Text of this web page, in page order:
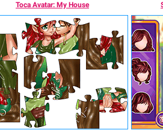
Toca Avatar: My House